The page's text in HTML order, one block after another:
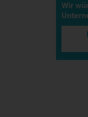
Wir